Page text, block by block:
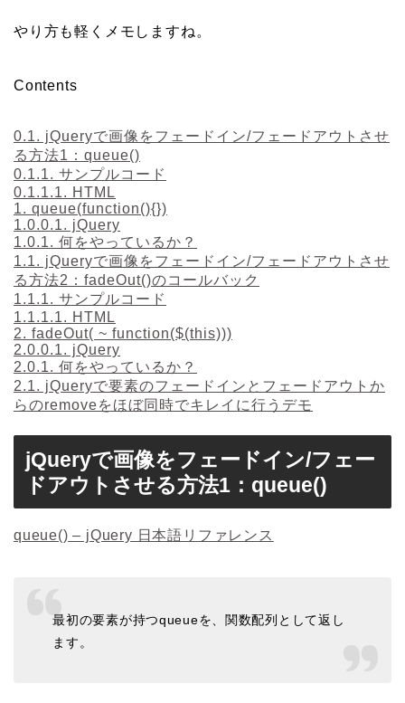
やり方も軽くメモしますね。
Contents
0.1. jQueryで画像をフェードイン/フェードアウトさせ
る方法1：queue()
0.1.1. サンプルコード
0.1.1.1. HTML
1. queue(function(){})
1.0.0.1. jQuery
1.0.1. 何をやっているか？
1.1. jQueryで画像をフェードイン/フェードアウトさせ
る方法2：fadeOut()のコールバック
1.1.1. サンプルコード
1.1.1.1. HTML
2. fadeOut( ~ function($(this)))
2.0.0.1. jQuery
2.0.1. 何をやっているか？
2.1. jQueryで要素のフェードインとフェードアウトか
らのremoveをほぼ同時でキレイに行うデモ
jQueryで画像をフェードイン/フェー
ドアウトさせる方法1：queue()
queue() – jQuery 日本語リファレンス
最初の要素が持つqueueを、関数配列として返し
ます。